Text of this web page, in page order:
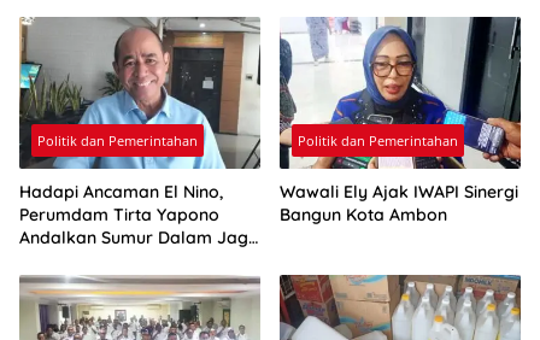
Politik dan Pemerintahan
Hadapi Ancaman El Nino,
Perumdam Tirta Yapono
Andalkan Sumur Dalam Jaga
Politik dan Pemerintahan
Wawali Ely Ajak IWAPI Sinergi
Bangun Kota Ambon